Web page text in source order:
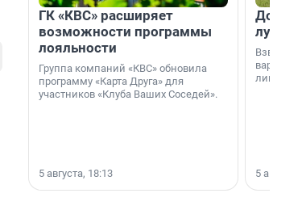
ГК «КВС» расширяет
возможности программы
лояльности
Группа компаний «КВС» обновила
программу «Карта Друга» для
участников «Клуба Ваших Соседей».
5 августа, 18:13
Дом
лучше
лишнего
5